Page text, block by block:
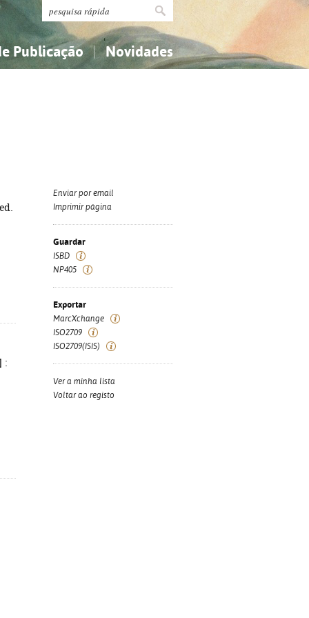
Publicação Novidades
:
Enviar por email
Imprimir página
Guardar
ISBD
NP405
Exportar
MarcXchange
ISO2709
ISO2709(ISIS)
Ver a minha lista
Voltar ao registo